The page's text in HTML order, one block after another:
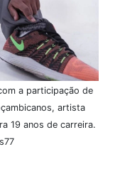
a participação de
artista
19 anos de carreira.